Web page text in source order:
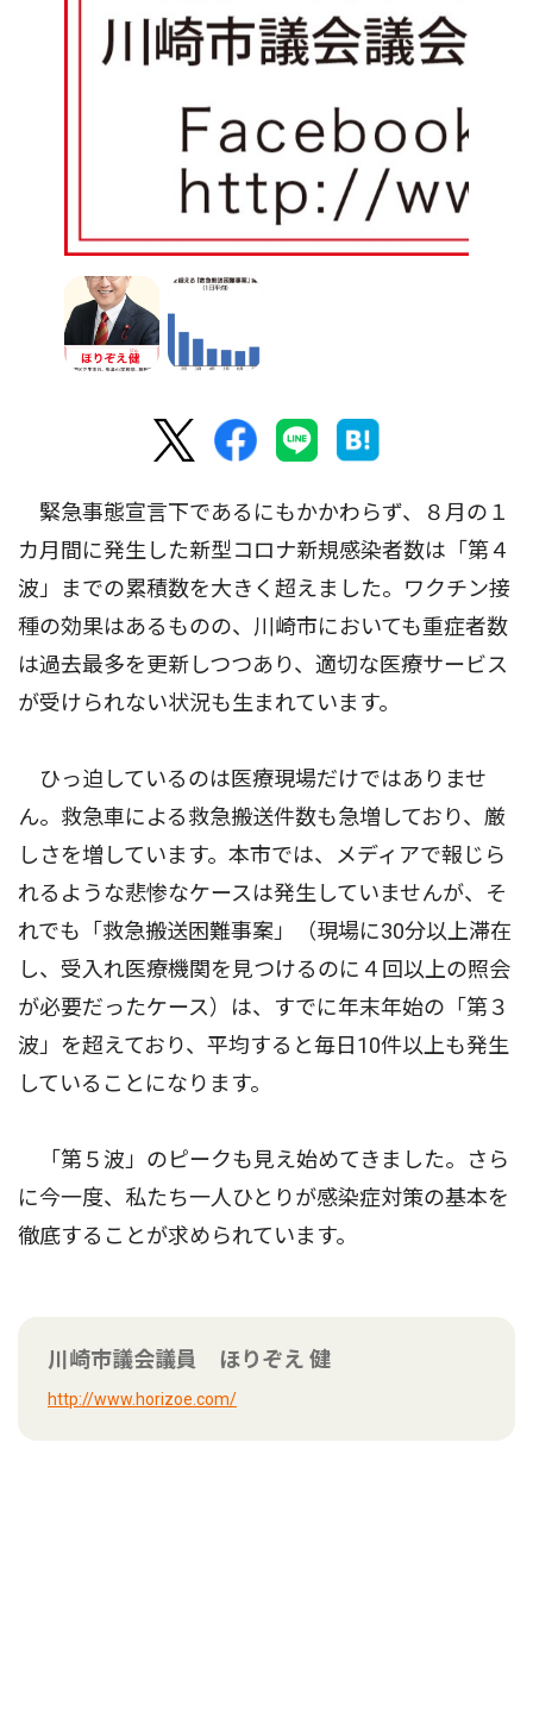
緊急事態宣言下であるにもかかわらず、８月の１
カ月間に発生した新型コロナ新規感染者数は「第４
波」までの累積数を大きく超えました。ワクチン接
種の効果はあるものの、川崎市においても重症者数
は過去最多を更新しつつあり、適切な医療サービス
が受けられない状況も生まれています。
ひっ迫しているのは医療現場だけではありませ
ん。救急車による救急搬送件数も急増しており、厳
しさを増しています。本市では、メディアで報じら
れるような悲惨なケースは発生していませんが、そ
れでも「救急搬送困難事案」（現場に30分以上滞在
し、受入れ医療機関を見つけるのに４回以上の照会
が必要だったケース）は、すでに年末年始の「第３
波」を超えており、平均すると毎日10件以上も発生
していることになります。
「第５波」のピークも見え始めてきました。さら
に今一度、私たち一人ひとりが感染症対策の基本を
徹底することが求められています。
川崎市議会議員 ほりぞえ 健
http://www.horizoe.com/